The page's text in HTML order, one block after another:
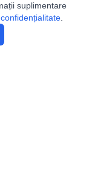
suplimentare